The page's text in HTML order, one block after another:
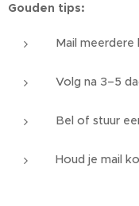
Gouden tips:
Mail
Volg na 3–5
Bel of stuur
Houd je mail